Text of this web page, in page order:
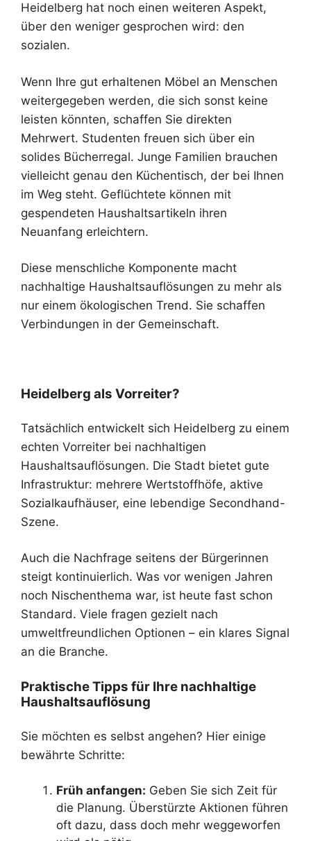
Heidelberg hat noch einen weiteren Aspekt,
über den weniger gesprochen wird: den
sozialen.
Wenn Ihre gut erhaltenen Möbel an Menschen
weitergegeben werden, die sich sonst keine
leisten könnten, schaffen Sie direkten
Mehrwert. Studenten freuen sich über ein
solides Bücherregal. Junge Familien brauchen
vielleicht genau den Küchentisch, der bei Ihnen
im Weg steht. Geflüchtete können mit
gespendeten Haushaltsartikeln ihren
Neuanfang erleichtern.
Diese menschliche Komponente macht
nachhaltige Haushaltsauflösungen zu mehr als
nur einem ökologischen Trend. Sie schaffen
Verbindungen in der Gemeinschaft.
Heidelberg als Vorreiter?
Tatsächlich entwickelt sich Heidelberg zu einem
echten Vorreiter bei nachhaltigen
Haushaltsauflösungen. Die Stadt bietet gute
Infrastruktur: mehrere Wertstoffhöfe, aktive
Sozialkaufhäuser, eine lebendige Secondhand-
Szene.
Auch die Nachfrage seitens der Bürgerinnen
steigt kontinuierlich. Was vor wenigen Jahren
noch Nischenthema war, ist heute fast schon
Standard. Viele fragen gezielt nach
umweltfreundlichen Optionen – ein klares Signal
an die Branche.
Praktische Tipps für Ihre nachhaltige
Haushaltsauflösung
Sie möchten es selbst angehen? Hier einige
bewährte Schritte:
Früh anfangen: Geben Sie sich Zeit für
die Planung. Überstürzte Aktionen führen
oft dazu, dass doch mehr weggeworfen